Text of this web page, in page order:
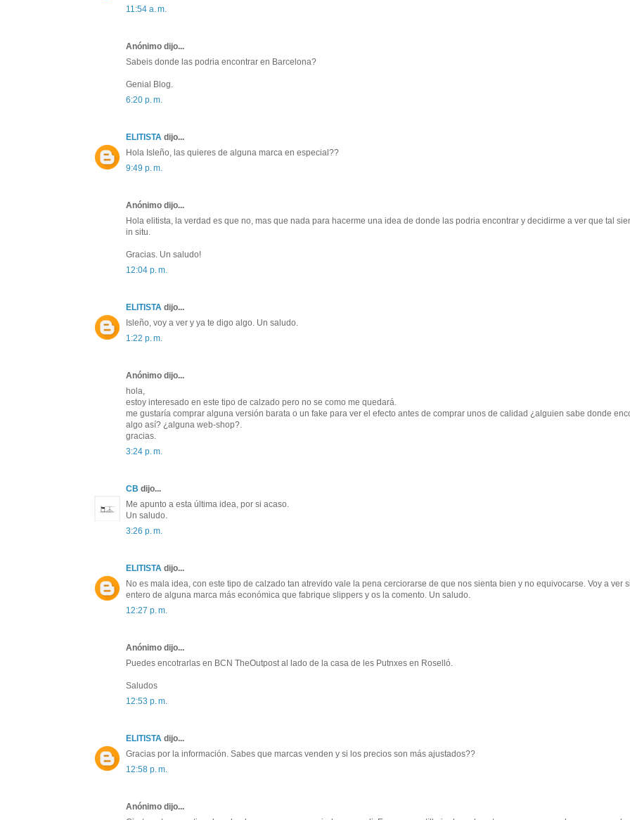
11:54 a. m.
Anónimo dijo...
Sabeis donde las podria encontrar en Barcelona?
Genial Blog.
6:20 p. m.
ELITISTA dijo...
Hola Isleño, las quieres de alguna marca en especial??
9:49 p. m.
Anónimo dijo...
Hola elitista, la verdad es que no, mas que nada para hacerme una idea de donde las podria encontrar y decidirme a ver que tal
in situ.
Gracias. Un saludo!
12:04 p. m.
ELITISTA dijo...
Isleño, voy a ver y ya te digo algo. Un saludo.
1:22 p. m.
Anónimo dijo...
hola,
estoy interesado en este tipo de calzado pero no se como me quedará.
me gustaría comprar alguna versión barata o un fake para ver el efecto antes de comprar unos de calidad ¿alguien sabe donde
algo así? ¿alguna web-shop?.
gracias.
3:24 p. m.
CB dijo...
Me apunto a esta última idea, por si acaso.
Un saludo.
3:26 p. m.
ELITISTA dijo...
No es mala idea, con este tipo de calzado tan atrevido vale la pena cerciorarse de que nos sienta bien y no equivocarse. Voy a ver
entero de alguna marca más económica que fabrique slippers y os la comento. Un saludo.
12:27 p. m.
Anónimo dijo...
Puedes encotrarlas en BCN TheOutpost al lado de la casa de les Putnxes en Roselló.
Saludos
12:53 p. m.
ELITISTA dijo...
Gracias por la información. Sabes que marcas venden y si los precios son más ajustados??
12:58 p. m.
Anónimo dijo...